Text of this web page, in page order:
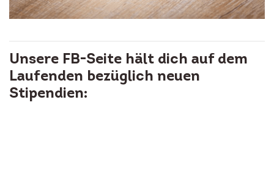
Unsere FB-Seite hält dich auf dem
Laufenden bezüglich neuen
Stipendien: